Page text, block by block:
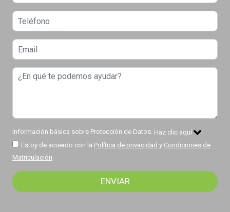
Información básica sobre Protección de Datos. Haz clic aquí
Estoy de acuerdo con la Política de privacidad y Condiciones de
Matriculación